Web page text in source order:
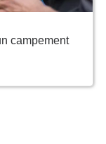
campement